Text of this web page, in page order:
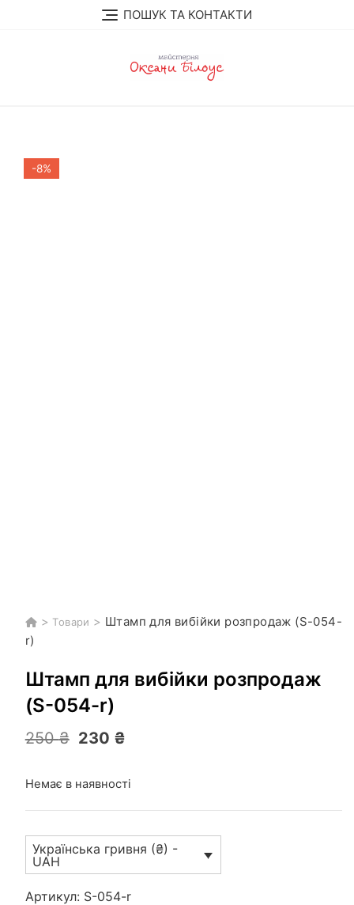
ПОШУК ТА КОНТАКТИ
-8%
> Товари > Штамп для вибійки розпродаж (S-054-
r)
Штамп для вибійки розпродаж
(S-054-r)
250₴ Оригінальна
230 ₴
Немає в наявності
Українська гривня (₴) -
UAH
Артикул: S-054-r